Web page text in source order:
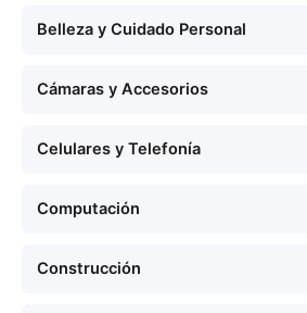
Belleza y Cuidado Personal
Cámaras y Accesorios
Celulares y Telefonía
Computación
Construcción